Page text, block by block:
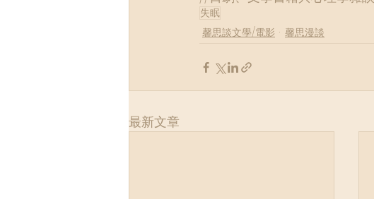
失眠
馨思談文學/電影
馨思漫談
最新文章